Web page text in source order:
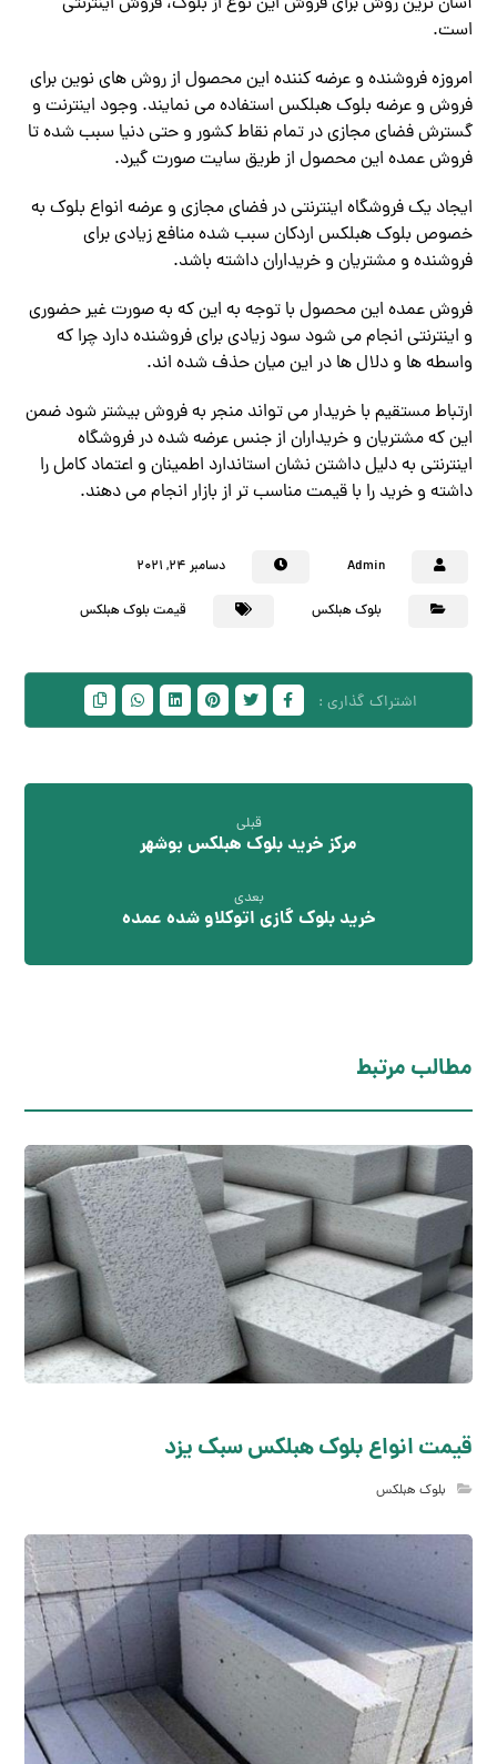
است.
امروزه فروشنده و عرضه کننده این محصول از روش های نوین برای
فروش و عرضه بلوک هبلکس استفاده می نمایند. وجود اینترنت و
گسترش فضای مجازی در تمام نقاط کشور و حتی دنیا سبب شده تا
فروش عمده این محصول از طریق سایت صورت گیرد.
ایجاد یک فروشگاه اینترنتی در فضای مجازی و عرضه انواع بلوک به
خصوص بلوک هبلکس اردکان سبب شده منافع زیادی برای
فروشنده و مشتریان و خریداران داشته باشد.
فروش عمده این محصول با توجه به این که به صورت غیر حضوری
و اینترنتی انجام می شود سود زیادی برای فروشنده دارد چرا که
واسطه ها و دلال ها در این میان حذف شده اند.
ارتباط مستقیم با خریدار می تواند منجر به فروش بیشتر شود ضمن
این که مشتریان و خریداران از جنس عرضه شده در فروشگاه
اینترنتی به دلیل داشتن نشان استاندارد اطمینان و اعتماد کامل را
داشته و خرید را با قیمت مناسب تر از بازار انجام می دهند.
Admin دسامبر ۲۴, ۲۰۲۱
بلوک هبلکس قیمت بلوک هبلکس
قبلی
مرکز خرید بلوک هبلکس بوشهر
بعدی
خرید بلوک گازی اتوکلاو شده عمده
مطالب مرتبط
قیمت انواع بلوک هبلکس سبک یزد
بلوک هبلکس